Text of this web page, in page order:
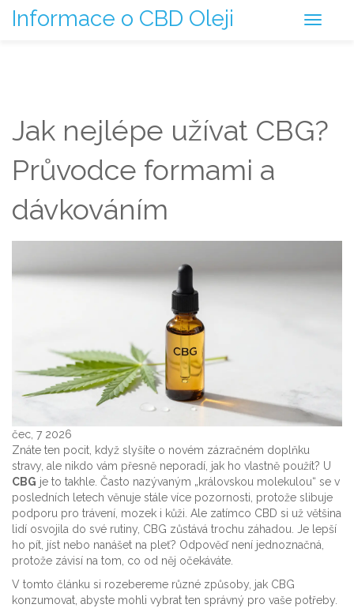
Informace o CBD Oleji
Jak nejlépe užívat CBG?
Průvodce formami a
dávkováním
čec, 7 2026
Znáte ten pocit, když slyšíte o novém zázračném doplňku
stravy, ale nikdo vám přesně neporadí, jak ho vlastně použít? U
CBG je to takhle. Často nazývaným „královskou molekulou“ se v
posledních letech věnuje stále více pozornosti, protože slibuje
podporu pro trávení, mozek i kůži. Ale zatímco CBD si už většina
lidí osvojila do své rutiny, CBG zůstává trochu záhadou. Je lepší
ho pít, jíst nebo nanášet na pleť? Odpověď není jednoznačná,
protože závisí na tom, co od něj očekáváte.
V tomto článku si rozebereme různé způsoby, jak CBG
konzumovat, abyste mohli vybrat ten správný pro vaše potřeby.